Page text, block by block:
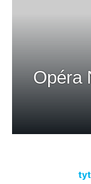
Opéra